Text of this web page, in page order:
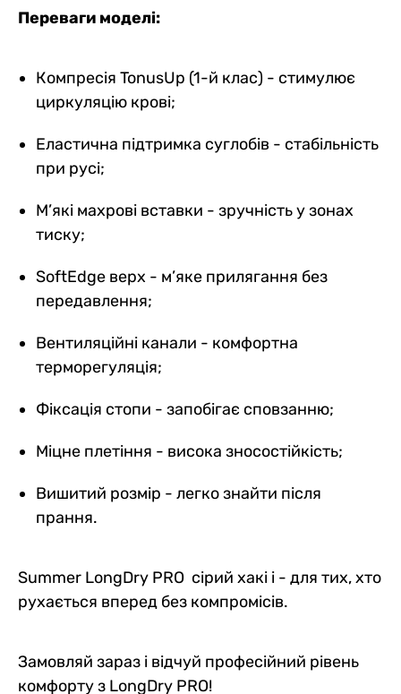
Переваги моделі:
Компресія TonusUp (1-й клас) - стимулює
циркуляцію крові;
Еластична підтримка суглобів - стабільність
при русі;
М’які махрові вставки - зручність у зонах
тиску;
SoftEdge верх - м’яке прилягання без
передавлення;
Вентиляційні канали - комфортна
терморегуляція;
Фіксація стопи - запобігає сповзанню;
Міцне плетіння - висока зносостійкість;
Вишитий розмір - легко знайти після
прання.
Summer LongDry PRO сірий хакі і - для тих, хто
рухається вперед без компромісів.
Замовляй зараз і відчуй професійний рівень
комфорту з LongDry PRO!